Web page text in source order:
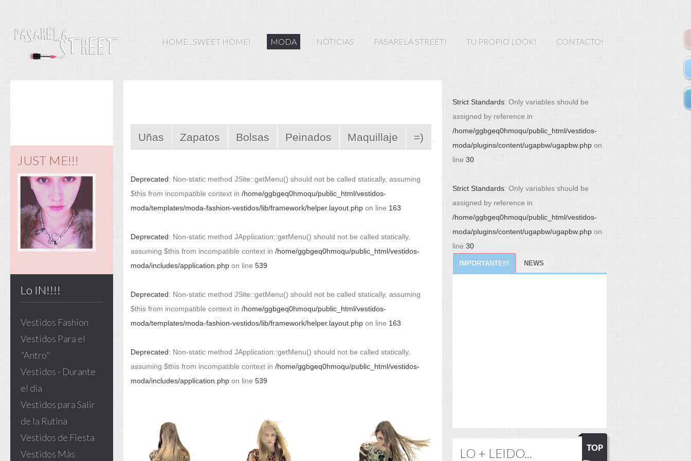
HOME...SWEET HOME! MODA
VERANO
NOTICIAS PASARELA STREET!
Moda en Estados
Moda en el Sur,Centro
y Norte de Amèrica
TU PROPIO LOOK! CONTACTO!
JUST ME!!!
Lo IN!!!!
Vestidos Fashion
Vestidos Para el
"Antro"
Vestidos - Durante
el dìa
Vestidos para Salir
de la Rutina
Vestidos de Fiesta
Vestidos Màs
Uñas Zapatos Bolsas Peinados Maquillaje =)
Deprecated: Non-static method JSite::getMenu() should not be called statically, assuming
$this from incompatible context in /home/ggbgeq0hmoqu/public_html/vestidos-
moda/templates/moda-fashion-vestidos/lib/framework/helper.layout.php on line 163
Deprecated: Non-static method JApplication::getMenu() should not be called statically,
assuming $this from incompatible context in /home/ggbgeq0hmoqu/public_html/vestidos-
moda/includes/application.php on line 539
Deprecated: Non-static method JSite::getMenu() should not be called statically, assuming
$this from incompatible context in /home/ggbgeq0hmoqu/public_html/vestidos-
moda/templates/moda-fashion-vestidos/lib/framework/helper.layout.php on line 163
Deprecated: Non-static method JApplication::getMenu() should not be called statically,
assuming $this from incompatible context in /home/ggbgeq0hmoqu/public_html/vestidos-
moda/includes/application.php on line 539
Strict Standards: Only variables should be
assigned by reference in
/home/ggbgeq0hmoqu/public_html/vestidos-
moda/plugins/content/ugapbw/ugapbw.php on
line 30
Strict Standards: Only variables should be
assigned by reference in
/home/ggbgeq0hmoqu/public_html/vestidos-
moda/plugins/content/ugapbw/ugapbw.php on
line 30
IMPORTANTE!!! NEWS
LO + LEIDO...